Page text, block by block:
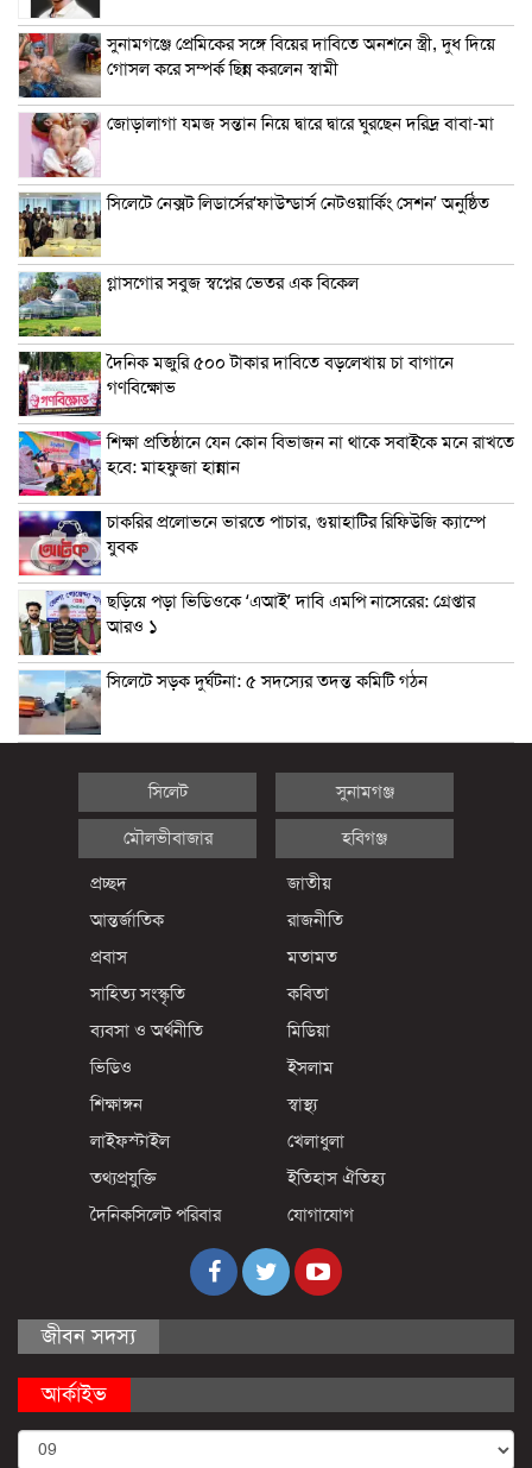
সুনামগঞ্জে প্রেমিকের সঙ্গে বিয়ের দাবিতে অনশনে স্ত্রী, দুধ দিয়ে
গোসল করে সম্পর্ক ছিন্ন করলেন স্বামী
জোড়ালাগা যমজ সন্তান নিয়ে দ্বারে দ্বারে ঘুরছেন দরিদ্র বাবা-মা
সিলেটে নেক্সট লিডার্সের‘ফাউন্ডার্স নেটওয়ার্কিং সেশন’ অনুষ্ঠিত
গ্লাসগোর সবুজ স্বপ্নের ভেতর এক বিকেল
দৈনিক মজুরি ৫০০ টাকার দাবিতে বড়লেখায় চা বাগানে
গণবিক্ষোভ
শিক্ষা প্রতিষ্ঠানে যেন কোন বিভাজন না থাকে সবাইকে মনে রাখতে
হবে: মাহফুজা হান্নান
চাকরির প্রলোভনে ভারতে পাচার, গুয়াহাটির রিফিউজি ক্যাম্পে
যুবক
ছড়িয়ে পড়া ভিডিওকে ‘এআই’ দাবি এমপি নাসেরের: গ্রেপ্তার
আরও ১
সিলেটে সড়ক দুর্ঘটনা: ৫ সদস্যের তদন্ত কমিটি গঠন
সিলেট সুনামগঞ্জ
মৌলভীবাজার হবিগঞ্জ
প্রচ্ছদ
জাতীয়
আন্তর্জাতিক
রাজনীতি
প্রবাস
মতামত
সাহিত্য সংস্কৃতি
কবিতা
ব্যবসা ও অর্থনীতি
মিডিয়া
ভিডিও
ইসলাম
শিক্ষাঙ্গন
স্বাস্থ্য
লাইফস্টাইল
খেলাধুলা
তথ্যপ্রযুক্তি
ইতিহাস ঐতিহ্য
দৈনিকসিলেট পরিবার
যোগাযোগ
জীবন সদস্য
আর্কাইভ